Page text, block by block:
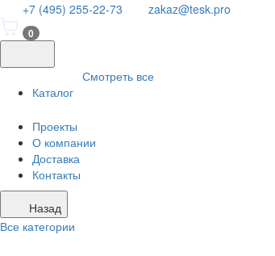
+7 (495) 255-22-73
zakaz@tesk.pro
0
Смотреть все
Каталог
Проекты
О компании
Доставка
Контакты
Назад
Все категории